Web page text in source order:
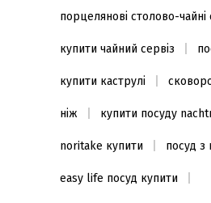
порцелянові столово-чайні
купити чайний сервіз
купити каструлі
ніж купити посуду
noritake купити посуд з
easy life посуд купити